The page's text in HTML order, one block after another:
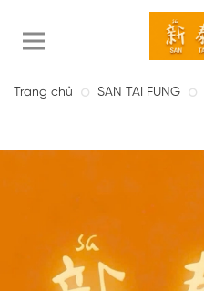
Trang chủ SAN TAI FUNG